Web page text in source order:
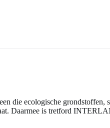
ecologische grondstoffen,
Daarmee is tretford